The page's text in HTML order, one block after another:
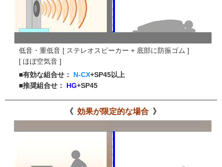
低音・重低音 [ ステレオスピーカー + 底部に防振ゴム ]
[ ほぼ空気音 ]
■有効な組合せ： N-CX+SP45以上
■推奨組合せ： HG+SP45
効果が限定的な場合